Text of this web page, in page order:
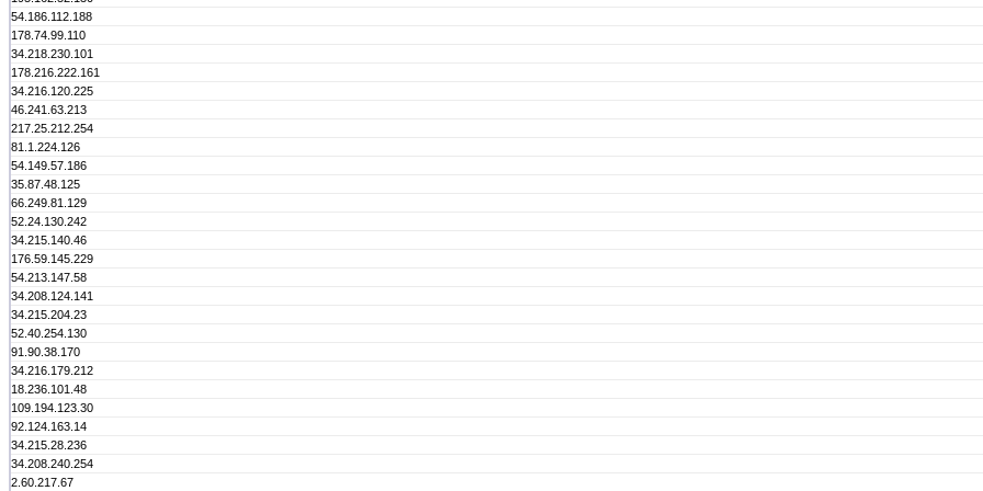
54.186.112.188
178.74.99.110
34.218.230.101
178.216.222.161
34.216.120.225
46.241.63.213
217.25.212.254
81.1.224.126
54.149.57.186
35.87.48.125
66.249.81.129
52.24.130.242
34.215.140.46
176.59.145.229
54.213.147.58
34.208.124.141
34.215.204.23
52.40.254.130
91.90.38.170
34.216.179.212
18.236.101.48
109.194.123.30
92.124.163.14
34.215.28.236
34.208.240.254
2.60.217.67